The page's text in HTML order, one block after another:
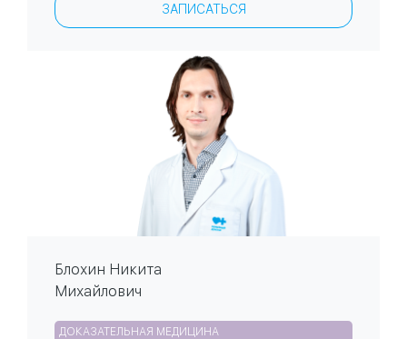
ЗАПИСАТЬСЯ
Блохин Никита
Михайлович
ДОКАЗАТЕЛЬНАЯ МЕДИЦИНА